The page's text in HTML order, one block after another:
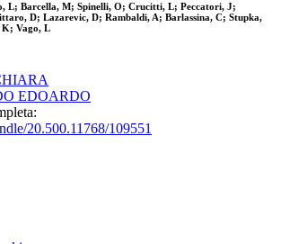
L; Barcella, M; Spinelli, O; Crucitti, L; Peccatori, J;
D; Lazarevic, D; Rambaldi, A; Barlassina, C; Stupka,
K; Vago, L
EDOARDO
20.500.11768/109551